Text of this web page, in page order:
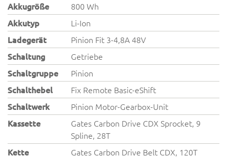
Akkugröße
800 Wh
Akkutyp
Li-Ion
Ladegerät
Pinion Fit 3-4,8A 48V
Schaltung
Getriebe
Schaltgruppe
Pinion
Schalthebel
Fix Remote Basic-eShift
Schaltwerk
Pinion Motor-Gearbox-Unit
Kassette
Gates Carbon Drive CDX Sprocket, 9
Spline, 28T
Kette
Gates Carbon Drive Belt CDX, 120T